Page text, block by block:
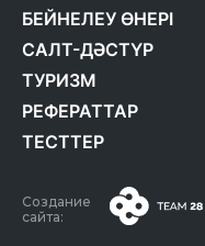
БЕЙНЕЛЕУ ӨНЕРІ
САЛТ-ДӘСТҮР
ТУРИЗМ
РЕФЕРАТТАР
ТЕСТТЕР
Создание
сайта: